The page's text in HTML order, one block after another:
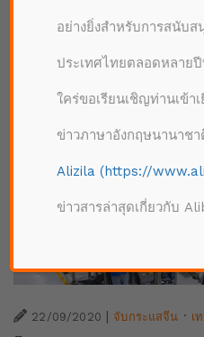
22/09/2020 | จับกระแสจีน · เ
อย่างยิ่งสำหรับการสนับ
ประเทศไทยตลอดหลาย
ใคร่ขอเรียนเชิญท่านเข้
ข่าวภาษาอังกฤษนานาช
Alizila (https://
ข่าวสารล่าสุดเกี่ยวกับ